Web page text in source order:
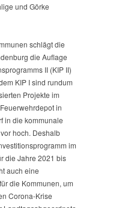
und Görke
schlägt die
die Auflage
II (KIP II)
KIP I sind rundum
Projekte im
in
in die kommunale
hoch. Deshalb
im
die Jahre 2021 bis
auch eine
die Kommunen, um
Corona-Krise